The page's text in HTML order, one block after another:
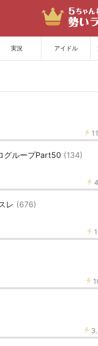
実況 アイドル
グループPart50 (134)
レ (676)